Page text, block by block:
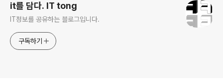
it를 담다. IT tong
IT정보를 공유하는 블로그입니다.
구독하기